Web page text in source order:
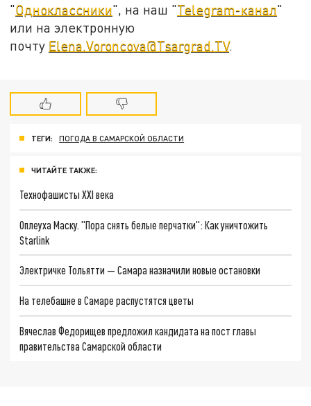
"Одноклассники", на наш "Telegram-канал"
или на электронную
почту Elena.Voroncova@Tsargrad.TV.
ТЕГИ: ПОГОДА В САМАРСКОЙ ОБЛАСТИ
ЧИТАЙТЕ ТАКЖЕ:
Технофашисты XXI века
Оплеуха Маску. "Пора снять белые перчатки": Как уничтожить
Starlink
Электричке Тольятти — Самара назначили новые остановки
На телебашне в Самаре распустятся цветы
Вячеслав Федорищев предложил кандидата на пост главы
правительства Самарской области